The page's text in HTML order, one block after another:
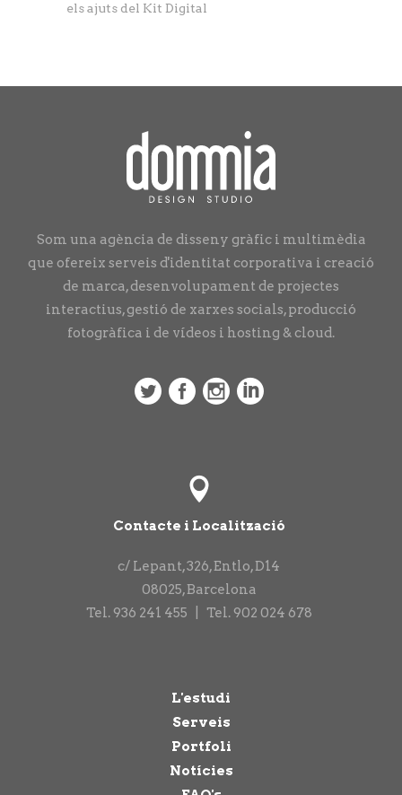
els ajuts del Kit Digital
Som una agència de disseny gràfic i multimèdia
que ofereix serveis d'identitat corporativa i creació
de marca, desenvolupament de projectes
interactius, gestió de xarxes socials, producció
fotogràfica i de vídeos i hosting & cloud.
Contacte i Localització
c/ Lepant, 326, Entlo, D14
08025,Barcelona
Tel. 936 241 455 Tel. 902 024 678
L'estudi
Serveis
Portfoli
Notícies